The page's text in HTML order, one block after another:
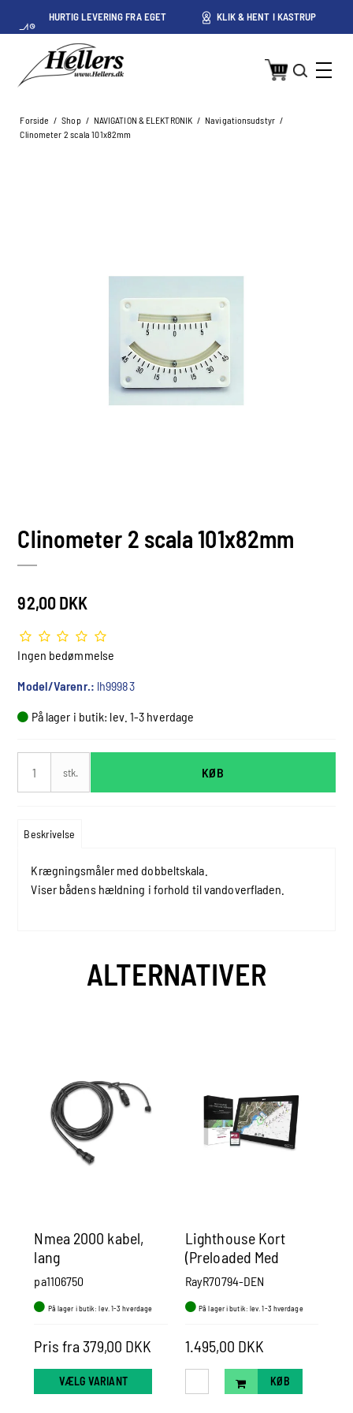
HURTIG LEVERING FRA EGET
LAGER I KASTRUP
KLIK & HENT I KASTRUP
Forside / Shop / NAVIGATION & ELEKTRONIK / Navigationsudstyr /
Clinometer 2 scala 101x82mm
Clinometer 2 scala 101x82mm
92,00 DKK
Ingen bedømmelse
Model/Varenr.: lh99983
På lager i butik: lev. 1-3 hverdage
stk. KØB
Beskrivelse
Krægningsmåler med dobbeltskala.
Viser bådens hældning i forhold til vandoverfladen.
ALTERNATIVER
Nmea 2000 kabel,
lang
pa1106750
På lager i butik: lev. 1-3 hverdage
Pris fra 379,00 DKK
VÆLG VARIANT
Lighthouse Kort
(Preloaded Med
Danmark Kort) På 32
Gb Micro Sd Kort
RayR70794-DEN
På lager i butik: lev. 1-3 hverdage
1.495,00 DKK
KØB